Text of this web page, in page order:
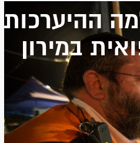
ההיערכות
במירון